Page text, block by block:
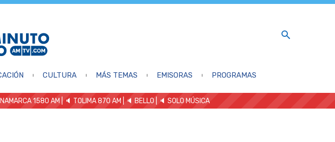
CULTURA MÁS TEMAS EMISORAS PROGRAMAS
1580 AM | 🔈 TOLIMA 870 AM | 🔈 BELLO 🔈 SOLO MÚSICA